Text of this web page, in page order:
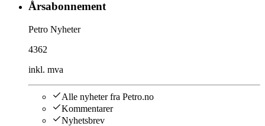
Årsabonnement
Petro Nyheter
4362
inkl. mva
Alle nyheter fra Petro.no
Kommentarer
Nyhetsbrev